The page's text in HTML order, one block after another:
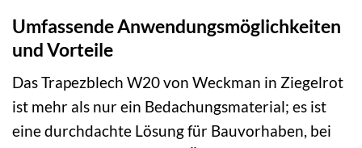
Umfassende Anwendungsmöglichkeiten
und Vorteile
Das Trapezblech W20 von Weckman in Ziegelrot
ist mehr als nur ein Bedachungsmaterial; es ist
eine durchdachte Lösung für Bauvorhaben, bei